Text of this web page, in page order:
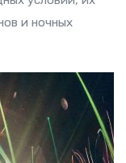
и ночных